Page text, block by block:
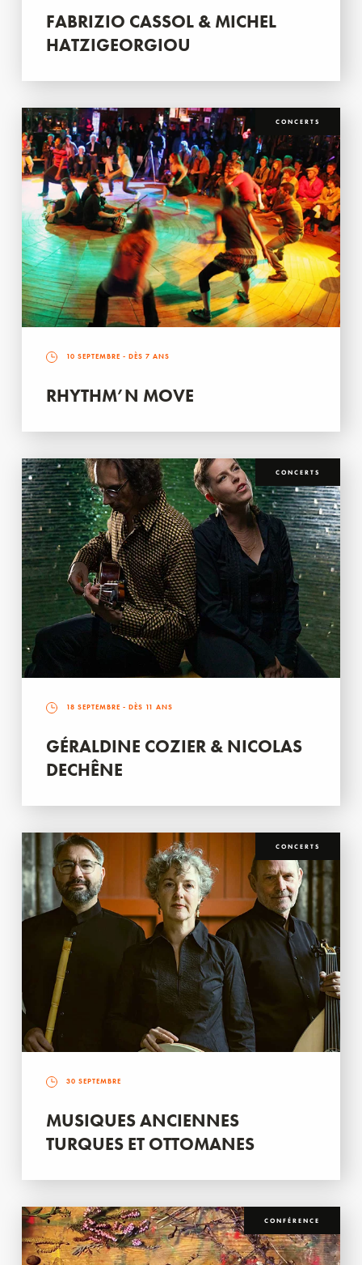
FABRIZIO CASSOL & MICHEL
HATZIGEORGIOU
CONCERTS
10 SEPTEMBRE - DÈS 7 ANS
RHYTHM’N MOVE
CONCERTS
18 SEPTEMBRE - DÈS 11 ANS
GÉRALDINE COZIER & NICOLAS
DECHÊNE
CONCERTS
30 SEPTEMBRE
MUSIQUES ANCIENNES
TURQUES ET OTTOMANES
CONFÉRENCE